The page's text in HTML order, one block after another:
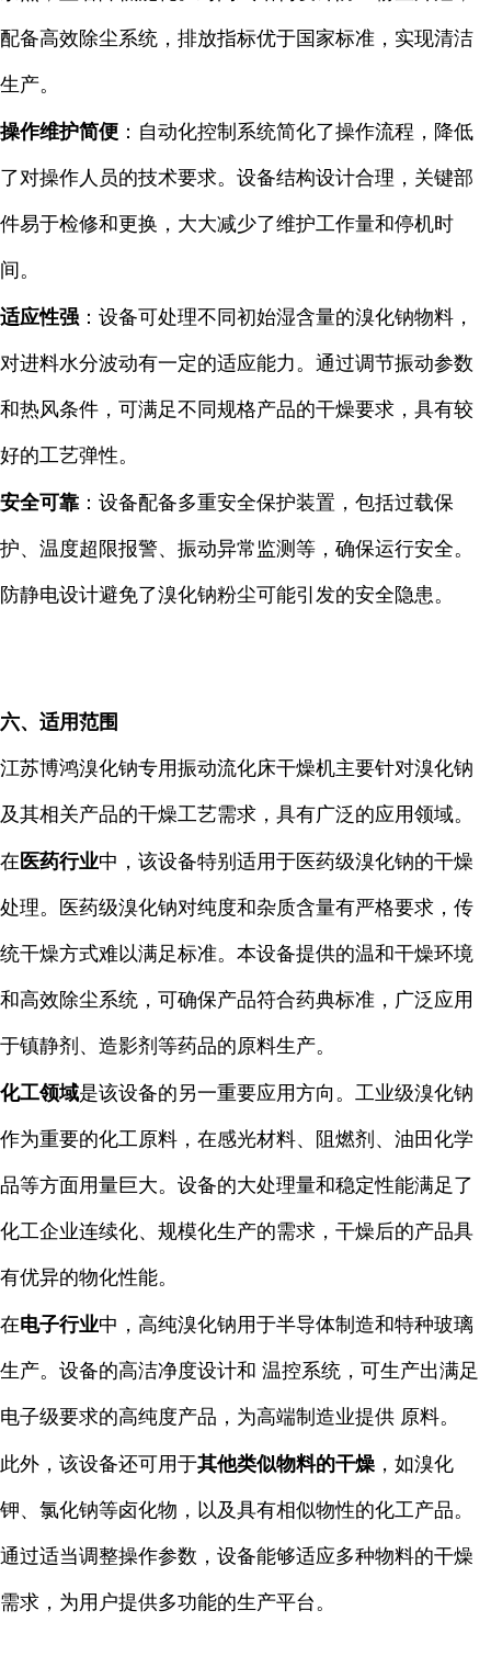
配备高效除尘系统，排放指标优于国家标准，实现清洁
生产。
操作维护简便 ：自动化控制系统简化了操作流程，降低
了对操作人员的技术要求。设备结构设计合理，关键部
件易于检修和更换，大大减少了维护工作量和停机时
间。
适应性强 ：设备可处理不同初始湿含量的溴化钠物料，
对进料水分波动有一定的适应能力。通过调节振动参数
和热风条件，可满足不同规格产品的干燥要求，具有较
好的工艺弹性。
安全可靠 ：设备配备多重安全保护装置，包括过载保
护、温度超限报警、振动异常监测等，确保运行安全。
防静电设计避免了溴化钠粉尘可能引发的安全隐患。
六、适用范围
江苏博鸿溴化钠专用振动流化床干燥机主要针对溴化钠
及其相关产品的干燥工艺需求，具有广泛的应用领域。
在 医药行业中，该设备特别适用于医药级溴化钠的干燥
处理。医药级溴化钠对纯度和杂质含量有严格要求，传
统干燥方式难以满足标准。本设备提供的温和干燥环境
和高效除尘系统，可确保产品符合药典标准，广泛应用
于镇静剂、造影剂等药品的原料生产。
化工领域是该设备的另一重要应用方向。工业级溴化钠
作为重要的化工原料，在感光材料、阻燃剂、油田化学
品等方面用量巨大。设备的大处理量和稳定性能满足了
化工企业连续化、规模化生产的需求，干燥后的产品具
有优异的物化性能。
在电子行业中，高纯溴化钠用于半导体制造和特种玻璃
生产。设备的高洁净度设计和 温控系统，可生产出满足
电子级要求的高纯度产品，为高端制造业提供 原料。
此外，该设备还可用于其他类似物料的干燥 ，如溴化
钾、氯化钠等卤化物，以及具有相似物性的化工产品。
通过适当调整操作参数，设备能够适应多种物料的干燥
需求，为用户提供多功能的生产平台。